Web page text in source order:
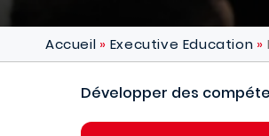
Accueil Executive Education
Développer des